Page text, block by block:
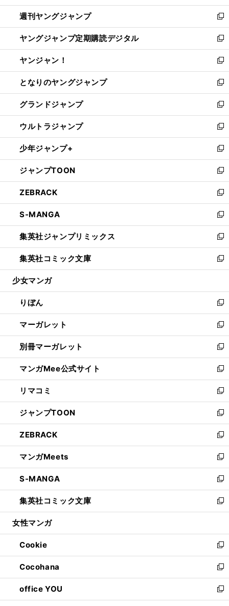
開
く
ウ
で
開
く
ン
ド
ウ
で
開
く
ウ
ィ
ン
ド
ウ
で
開
く
週刊ヤングジャンプ
新
し
い
ウ
ィ
ン
ド
ウ
で
開
く
ヤングジャンプ定期購読デジタル
新
し
い
ウ
ィ
ン
ド
ウ
で
開
く
ヤンジャン！
新
し
い
ウ
ィ
ン
ド
ウ
で
開
く
となりのヤングジャンプ
新
し
い
ウ
ィ
ン
ド
ウ
で
開
く
グランドジャンプ
新
し
い
ウ
ィ
ン
ド
ウ
で
開
く
ウルトラジャンプ
新
し
い
ウ
ィ
ン
ド
ウ
で
開
く
少年ジャンプ+
新
し
い
ウ
ィ
ン
ド
ウ
で
開
く
ジャンプTOON
新
し
い
ウ
ィ
ン
ド
ウ
で
開
ZEBRACK
新
し
い
ウ
ィ
ン
ド
ウ
開
く
S-MANGA
新
し
い
ウ
ィ
ン
ウ
で
開
く
集英社ジャンプリミックス
新
し
い
ウ
ン
ド
ウ
で
開
く
集英社コミック文庫
新
し
ウ
ィ
ン
ド
ウ
で
開
く
少女マンガ
りぼん
新
し
い
ウ
ィ
ン
ド
ウ
で
開
く
マーガレット
新
し
い
ウ
ィ
ン
ド
ウ
で
開
く
別冊マーガレット
新
し
い
ウ
ィ
ン
ド
ウ
で
開
く
マンガMee公式サイト
新
し
い
ウ
ィ
ン
ド
ウ
で
開
く
リマコミ
新
し
い
ウ
ィ
ン
ド
ウ
で
開
く
ジャンプTOON
新
し
い
ウ
ィ
ン
ド
ウ
で
開
ZEBRACK
新
し
い
ウ
ィ
ン
ド
ウ
開
く
マンガMeets
新
し
い
ウ
ィ
ン
ウ
で
開
く
S-MANGA
新
し
い
ウ
ン
ド
ウ
で
開
く
集英社コミック文庫
新
し
ウ
ィ
ン
ド
ウ
で
開
女性マンガ
Cookie
新
し
い
ウ
ィ
ン
Cocohana
新
し
い
ウ
office YOU
新
し